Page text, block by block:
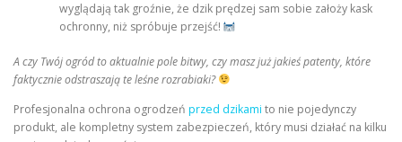
wyglądają tak groźnie, że dzik prędzej sam sobie założy kask
ochronny, niż spróbuje przejść!
A czy Twój ogród to aktualnie pole bitwy, czy masz już jakieś patenty, które
faktycznie odstraszają te leśne rozrabiaki?
Profesjonalna ochrona ogrodzeń przed dzikami to nie pojedynczy
produkt, ale kompletny system zabezpieczeń, który musi działać na kilku